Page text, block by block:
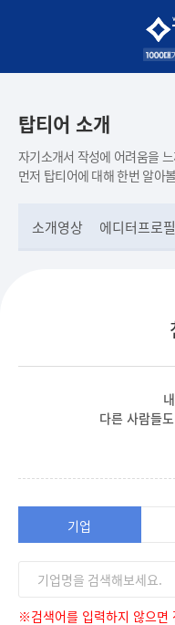
탑티어 소개
자기소개서 작성에 어려움을
먼저 탑티어에 대해 한번 알아
소개영상 에디터프로필
다른 사람들
기업
※검색어를 입력하지 않으면